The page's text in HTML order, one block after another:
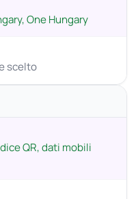
One Hungary
scelto
QR, dati mobili